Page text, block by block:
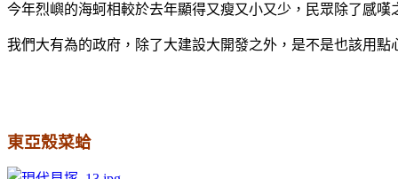
今年烈嶼的海蚵相較於去年顯得又瘦又小又少，民眾除了感嘆
我們大有為的政府，除了大建設大開發之外，是不是也該用點
東亞殼菜蛤